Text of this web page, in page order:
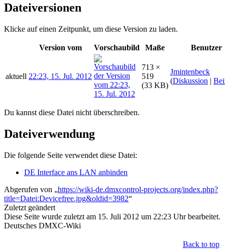
Dateiversionen
Klicke auf einen Zeitpunkt, um diese Version zu laden.
Version vom Vorschaubild Maße Benutzer
aktuell 22:23, 15. Jul. 2012
713 ×
519
(33 KB)
Jmintenbeck
(Diskussion |
Du kannst diese Datei nicht überschreiben.
Dateiverwendung
Die folgende Seite verwendet diese Datei:
DE Interface ans LAN anbinden
Abgerufen von „https://wiki-de.dmxcontrol-projects.org/index.php?
title=Datei:Devicefree.jpg&oldid=3982“
Zuletzt geändert
Diese Seite wurde zuletzt am 15. Juli 2012 um 22:23 Uhr bearbeitet.
Deutsches DMXC-Wiki
Back to top